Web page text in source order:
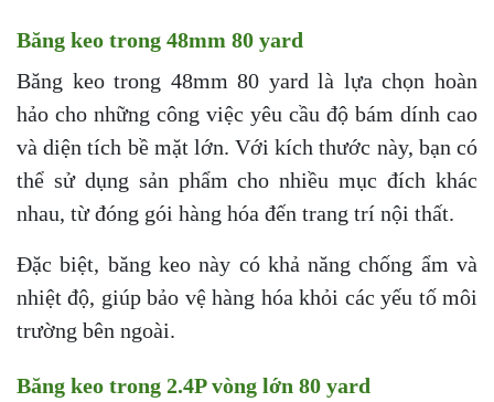
Băng keo trong 48mm 80 yard
Băng keo trong 48mm 80 yard là lựa chọn hoàn
hảo cho những công việc yêu cầu độ bám dính cao
và diện tích bề mặt lớn. Với kích thước này, bạn có
thể sử dụng sản phẩm cho nhiều mục đích khác
nhau, từ đóng gói hàng hóa đến trang trí nội thất.
Đặc biệt, băng keo này có khả năng chống ẩm và
nhiệt độ, giúp bảo vệ hàng hóa khỏi các yếu tố môi
trường bên ngoài.
Băng keo trong 2.4P vòng lớn 80 yard